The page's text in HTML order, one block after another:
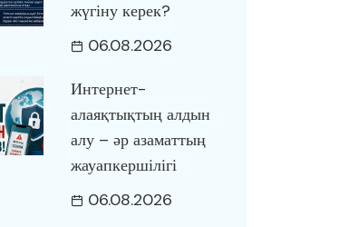
жүгіну керек?
06.08.2026
Интернет-
алаяқтықтың алдын
алу – әр азаматтың
жауапкершілігі
06.08.2026